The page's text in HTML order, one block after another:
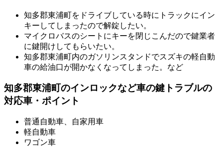
知多郡東浦町をドライブしている時にトラックにイン
キーしてしまったので解錠したい。
マイクロバスのシートにキーを閉じこんだので鍵業者
に鍵開けしてもらいたい。
知多郡東浦町内のガソリンスタンドでスズキの軽自動
車の給油口が開かなくなってしまった。など
知多郡東浦町のインロックなど車の鍵トラブルの
対応車・ポイント
普通自動車、自家用車
軽自動車
ワゴン車